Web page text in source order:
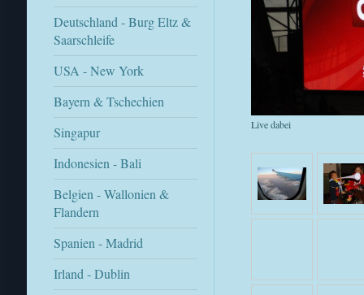
Deutschland - Burg Eltz &
Saarschleife
USA - New York
Bayern & Tschechien
Singapur
Indonesien - Bali
Belgien - Wallonien &
Flandern
Spanien - Madrid
Irland - Dublin
Live dabei